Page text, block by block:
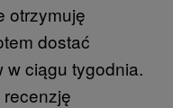
otrzymuję
dostać
ciągu tygodnia.